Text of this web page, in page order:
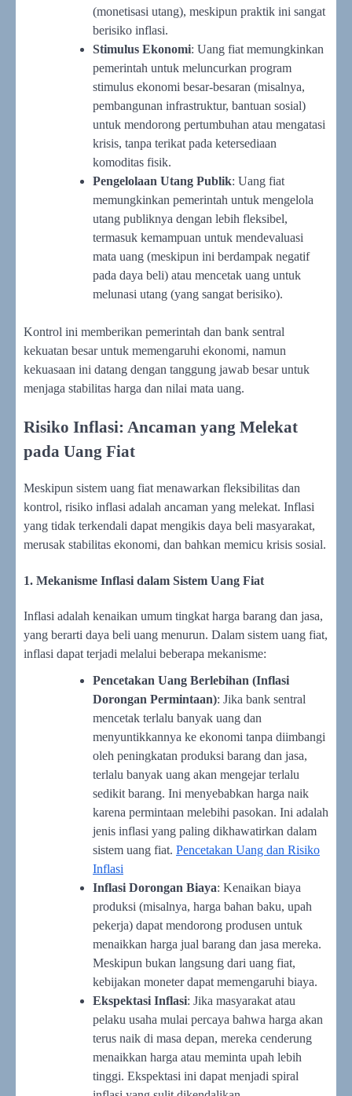
(monetisasi utang), meskipun praktik ini sangat
berisiko inflasi.
Stimulus Ekonomi: Uang fiat memungkinkan
pemerintah untuk meluncurkan program
stimulus ekonomi besar-besaran (misalnya,
pembangunan infrastruktur, bantuan sosial)
untuk mendorong pertumbuhan atau mengatasi
krisis, tanpa terikat pada ketersediaan
komoditas fisik.
Pengelolaan Utang Publik: Uang fiat
memungkinkan pemerintah untuk mengelola
utang publiknya dengan lebih fleksibel,
termasuk kemampuan untuk mendevaluasi
mata uang (meskipun ini berdampak negatif
pada daya beli) atau mencetak uang untuk
melunasi utang (yang sangat berisiko).
Kontrol ini memberikan pemerintah dan bank sentral
kekuatan besar untuk memengaruhi ekonomi, namun
kekuasaan ini datang dengan tanggung jawab besar untuk
menjaga stabilitas harga dan nilai mata uang.
Risiko Inflasi: Ancaman yang Melekat
pada Uang Fiat
Meskipun sistem uang fiat menawarkan fleksibilitas dan
kontrol, risiko inflasi adalah ancaman yang melekat. Inflasi
yang tidak terkendali dapat mengikis daya beli masyarakat,
merusak stabilitas ekonomi, dan bahkan memicu krisis sosial.
1. Mekanisme Inflasi dalam Sistem Uang Fiat
Inflasi adalah kenaikan umum tingkat harga barang dan jasa,
yang berarti daya beli uang menurun. Dalam sistem uang fiat,
inflasi dapat terjadi melalui beberapa mekanisme:
Pencetakan Uang Berlebihan (Inflasi
Dorongan Permintaan): Jika bank sentral
mencetak terlalu banyak uang dan
menyuntikkannya ke ekonomi tanpa diimbangi
oleh peningkatan produksi barang dan jasa,
terlalu banyak uang akan mengejar terlalu
sedikit barang. Ini menyebabkan harga naik
karena permintaan melebihi pasokan. Ini adalah
jenis inflasi yang paling dikhawatirkan dalam
sistem uang fiat. Pencetakan Uang dan Risiko
Inflasi
Inflasi Dorongan Biaya: Kenaikan biaya
produksi (misalnya, harga bahan baku, upah
pekerja) dapat mendorong produsen untuk
menaikkan harga jual barang dan jasa mereka.
Meskipun bukan langsung dari uang fiat,
kebijakan moneter dapat memengaruhi biaya.
Ekspektasi Inflasi: Jika masyarakat atau
pelaku usaha mulai percaya bahwa harga akan
terus naik di masa depan, mereka cenderung
menaikkan harga atau meminta upah lebih
tinggi. Ekspektasi ini dapat menjadi spiral